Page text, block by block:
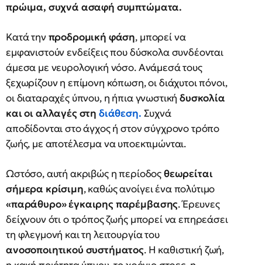
πρώιμα, συχνά ασαφή συμπτώματα.
Κατά τηνπροδρομική φάση, μπορεί να
εμφανιστούν ενδείξεις που δύσκολα συνδέονται
άμεσα με νευρολογική νόσο. Ανάμεσά τους
ξεχωρίζουν η επίμονη κόπωση, οι διάχυτοι πόνοι,
οι διαταραχές ύπνου, η ήπια γνωστικήδυσκολία
και οι αλλαγές στη διάθεση. Συχνά
αποδίδονται στο άγχος ή στον σύγχρονο τρόπο
ζωής, με αποτέλεσμα να υποεκτιμώνται.
Ωστόσο, αυτή ακριβώς η περίοδοςθεωρείται
σήμερα κρίσιμη, καθώς ανοίγει ένα πολύτιμο
«παράθυρο» έγκαιρης παρέμβασης. Έρευνες
δείχνουν ότι ο τρόπος ζωής μπορεί να επηρεάσει
τη φλεγμονή και τη λειτουργία του
ανοσοποιητικού συστήματος. Η καθιστική ζωή,